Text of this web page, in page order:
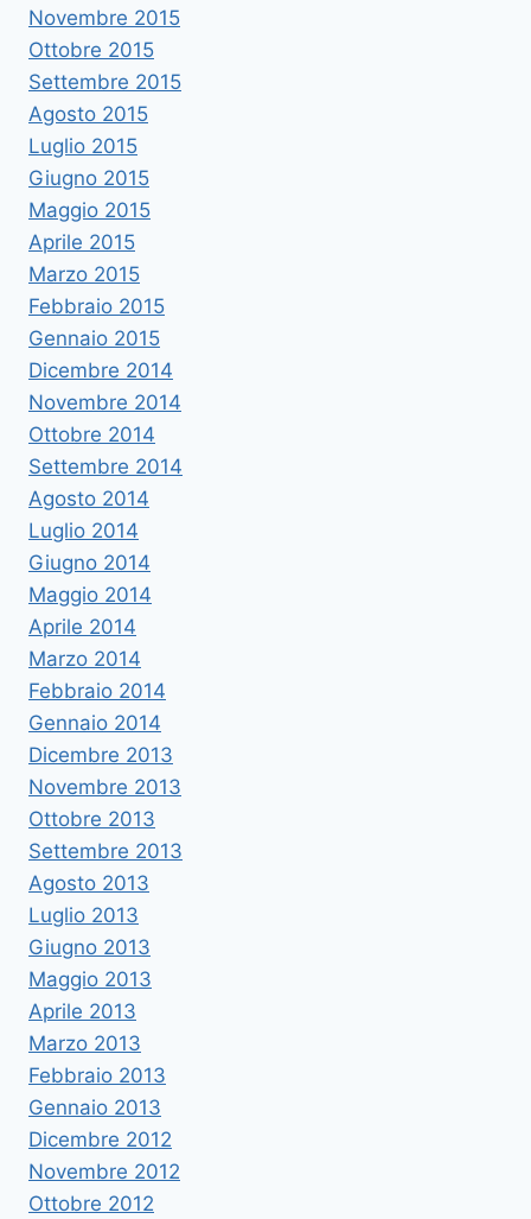
Novembre 2015
Ottobre 2015
Settembre 2015
Agosto 2015
Luglio 2015
Giugno 2015
Maggio 2015
Aprile 2015
Marzo 2015
Febbraio 2015
Gennaio 2015
Dicembre 2014
Novembre 2014
Ottobre 2014
Settembre 2014
Agosto 2014
Luglio 2014
Giugno 2014
Maggio 2014
Aprile 2014
Marzo 2014
Febbraio 2014
Gennaio 2014
Dicembre 2013
Novembre 2013
Ottobre 2013
Settembre 2013
Agosto 2013
Luglio 2013
Giugno 2013
Maggio 2013
Aprile 2013
Marzo 2013
Febbraio 2013
Gennaio 2013
Dicembre 2012
Novembre 2012
Ottobre 2012